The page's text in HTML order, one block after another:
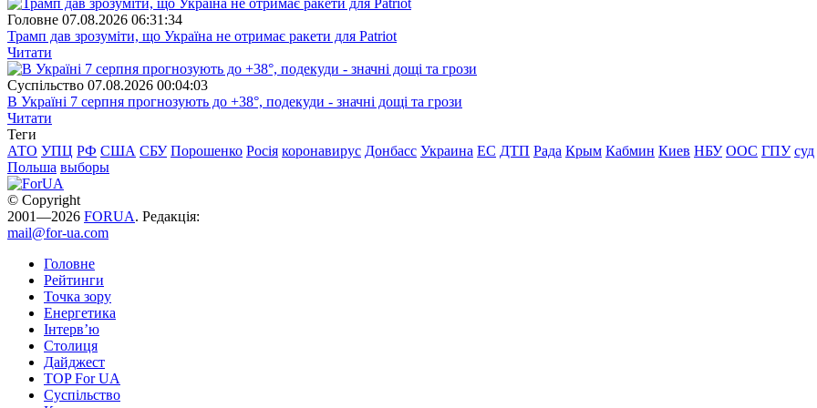
Головне 07.08.2026 06:31:34
Трамп дав зрозуміти, що Україна не отримає ракети для Patriot
Читати
Суспiльство 07.08.2026 00:04:03
В Україні 7 серпня прогнозують до +38°, подекуди - значні дощі та грози
Читати
Теги
АТО УПЦ РФ США СБУ Порошенко Росія коронавирус Донбасс Украина ЕС ДТП Рада Крым Кабмин Киев НБУ ООС ГПУ суд
Польша выборы
© Copyright
2001—2026 FORUA. Редакція:
mail@for-ua.com
Головне
Рейтинги
Точка зору
Енергетика
Інтерв’ю
Столиця
Дайджест
TOP For UA
Суспiльство